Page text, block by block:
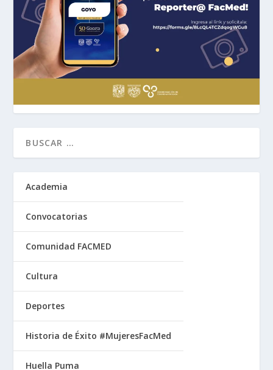
Academia
Convocatorias
Comunidad FACMED
Cultura
Deportes
Historia de Éxito #MujeresFacMed
Huella Puma